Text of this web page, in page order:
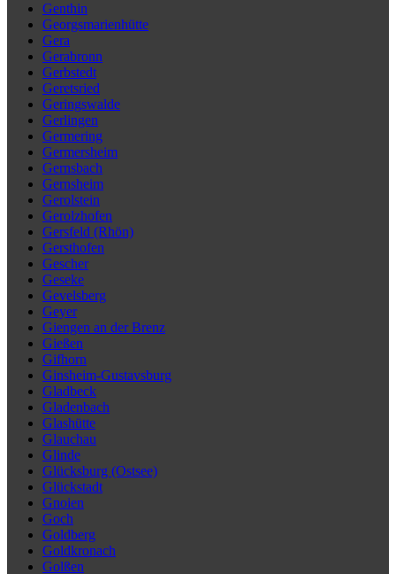
Genthin
Georgsmarienhütte
Gera
Gerabronn
Gerbstedt
Geretsried
Geringswalde
Gerlingen
Germering
Germersheim
Gernsbach
Gernsheim
Gerolstein
Gerolzhofen
Gersfeld (Rhön)
Gersthofen
Gescher
Geseke
Gevelsberg
Geyer
Giengen an der Brenz
Gießen
Gifhorn
Ginsheim-Gustavsburg
Gladbeck
Gladenbach
Glashütte
Glauchau
Glinde
Glücksburg (Ostsee)
Glückstadt
Gnoien
Goch
Goldberg
Goldkronach
Golßen